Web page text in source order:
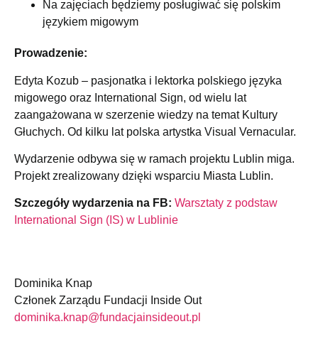
Na zajęciach będziemy posługiwać się polskim
językiem migowym
Prowadzenie:
Edyta Kozub – pasjonatka i lektorka polskiego języka
migowego oraz International Sign, od wielu lat
zaangażowana w szerzenie wiedzy na temat Kultury
Głuchych. Od kilku lat polska artystka Visual Vernacular.
Wydarzenie odbywa się w ramach projektu Lublin miga.
Projekt zrealizowany dzięki wsparciu Miasta Lublin.
Szczegóły wydarzenia na FB: Warsztaty z podstaw
International Sign (IS) w Lublinie
Dominika Knap
Członek Zarządu Fundacji Inside Out
dominika.knap@fundacjainsideout.pl